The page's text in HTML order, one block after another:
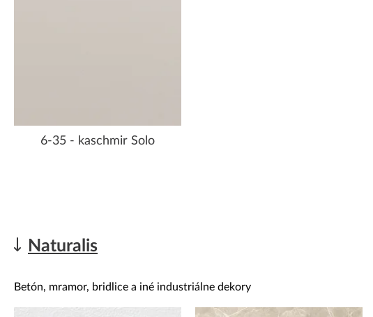
6-35 - kaschmir Solo
Naturalis
Betón, mramor, bridlice a iné industriálne dekory